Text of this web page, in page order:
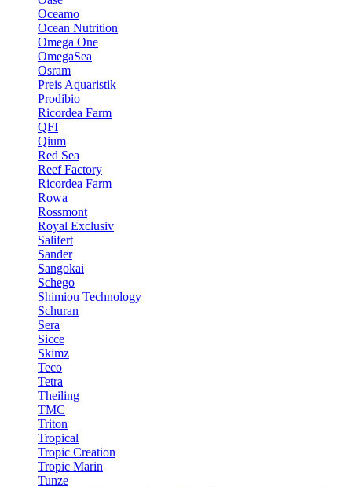
Oceamo
Ocean Nutrition
Omega One
OmegaSea
Osram
Preis Aquaristik
Prodibio
Ricordea Farm
QFI
Qium
Red Sea
Reef Factory
Ricordea Farm
Rowa
Rossmont
Royal Exclusiv
Salifert
Sander
Sangokai
Schego
Shimiou Technology
Schuran
Sera
Sicce
Skimz
Teco
Tetra
Theiling
TMC
Triton
Tropical
Tropic Creation
Tropic Marin
Tunze